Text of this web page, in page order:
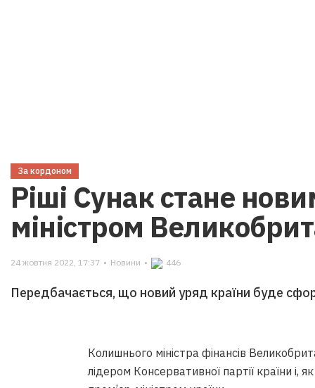
За кордоном
Ріші Сунак стане
міністром
24 жовтня 2022, 17:37 • Новини • 446
Передбачається, що новий уряд країни буде
Колишнього міністра фінансів
лідером Консервативної партії країни